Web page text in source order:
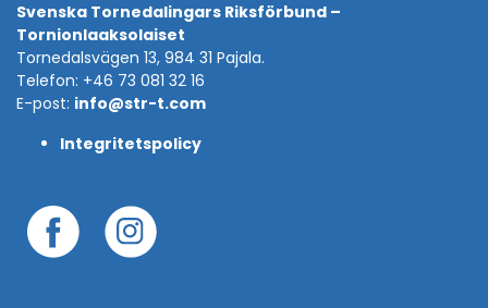
Svenska Tornedalingars Riksförbund –
Tornionlaaksolaiset
Tornedalsvägen 13, 984 31 Pajala.
Telefon: +46 73 081 32 16
E-post: info@str-t.com
Integritetspolicy